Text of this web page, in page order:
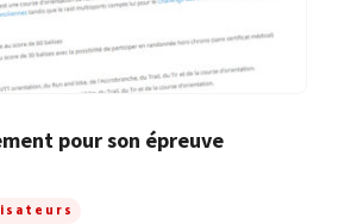
pour son épreuve